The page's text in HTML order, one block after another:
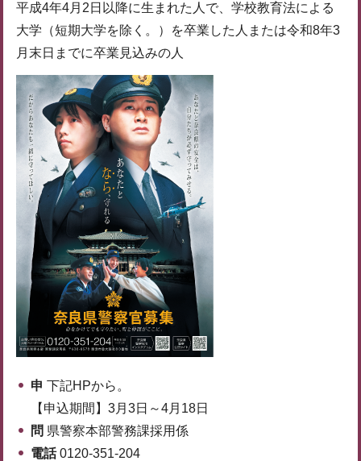
平成4年4月2日以降に生まれた人で、学校教育法による
大学（短期大学を除く。）を卒業した人または令和8年3
月末日までに卒業見込みの人
申 下記HPから。
【申込期間】3月3日～4月18日
問 県警察本部警務課採用係
電話0120-351-204